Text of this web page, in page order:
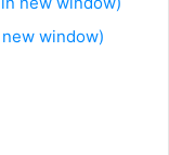
window)